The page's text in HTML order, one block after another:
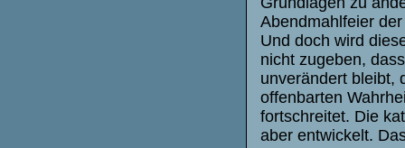
Abendmahlfeier
Und doch wird
nicht zugeben,
unverändert bleibt,
offenbarten
fortschreitet. Die
aber entwickelt.